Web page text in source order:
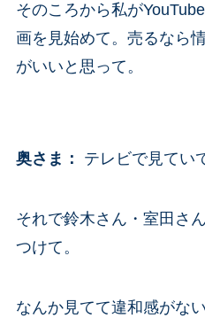
そのころから私が
画を見始めて。売るなら
がいいと思って。
奥さま ： テレビで見てい
それで鈴木さん・室田さ
つけて。
なんか見てて違和感がな